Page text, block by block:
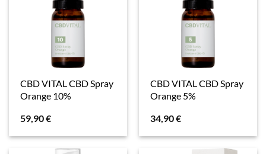
CBD VITAL CBD Spray
Orange 10%
59,90€
CBD VITAL CBD Spray
Orange 5%
34,90€